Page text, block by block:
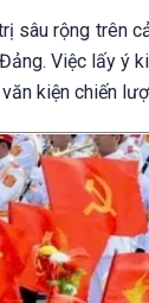
sâu rộng trên
Việc lấy ý
kiện chiến